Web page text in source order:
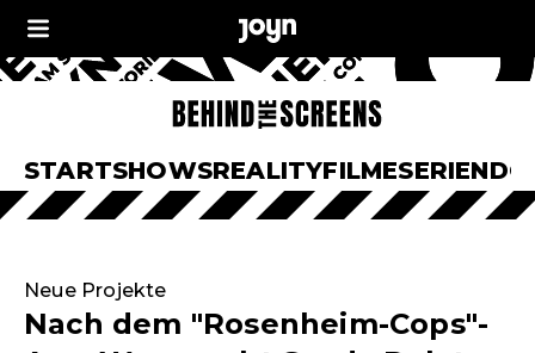
STARTSHOWSREALITYFILMESERIEN
Neue Projekte
Nach dem "Rosenheim-Cops"-